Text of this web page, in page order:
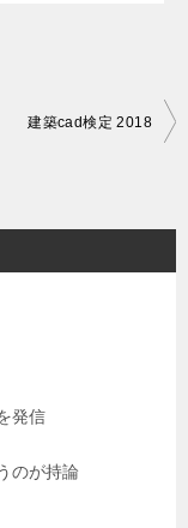
建築cad検定 2018
発信
のが持論